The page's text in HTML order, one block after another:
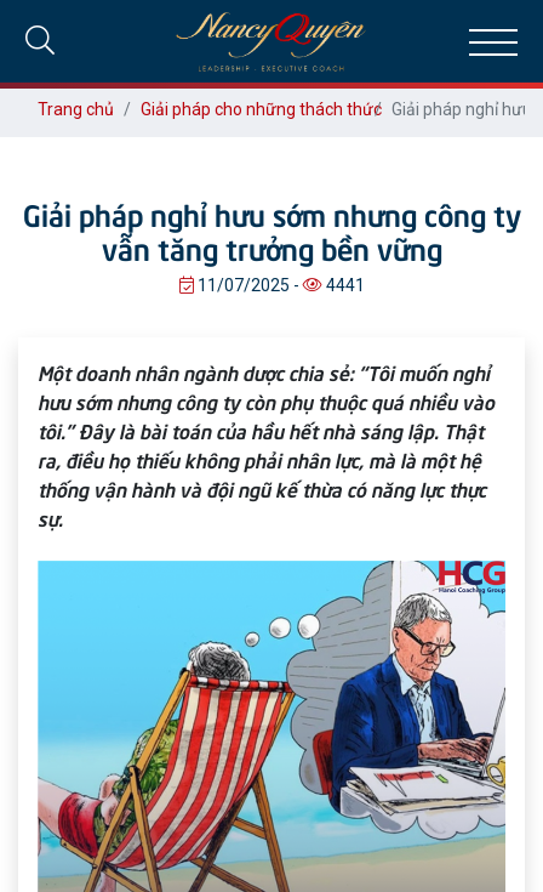
Trang chủ Giải pháp cho những thách thức Giải pháp nghỉ hưu
Giải pháp nghỉ hưu sớm nhưng công ty
vẫn tăng trưởng bền vững
11/07/2025 - 4441
Một doanh nhân ngành dược chia sẻ: “Tôi muốn nghỉ
hưu sớm nhưng công ty còn phụ thuộc quá nhiều vào
tôi.” Đây là bài toán của hầu hết nhà sáng lập. Thật
ra, điều họ thiếu không phải nhân lực, mà là một hệ
thống vận hành và đội ngũ kế thừa có năng lực thực
sự.